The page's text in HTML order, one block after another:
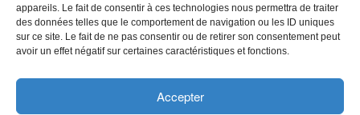
appareils. Le fait de consentir à ces technologies nous permettra de traiter
des données telles que le comportement de navigation ou les ID uniques
sur ce site. Le fait de ne pas consentir ou de retirer son consentement peut
avoir un effet négatif sur certaines caractéristiques et fonctions.
Accepter
Copyright
Politique de confidentialité
Chartes des engagements des opérateurs culturels